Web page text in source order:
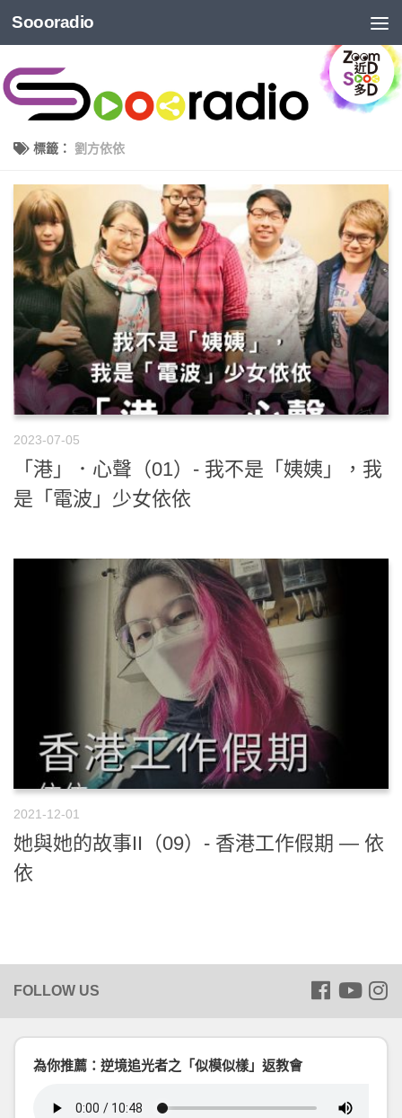
Soooradio
標籤： 劉方依依
2023-07-05
「港」．心聲（01）- 我不是「姨姨」，我
是「電波」少女依依
2021-12-01
她與她的故事II（09）- 香港工作假期 — 依
依
為你推薦：逆境追光者之「似模似樣」返教會